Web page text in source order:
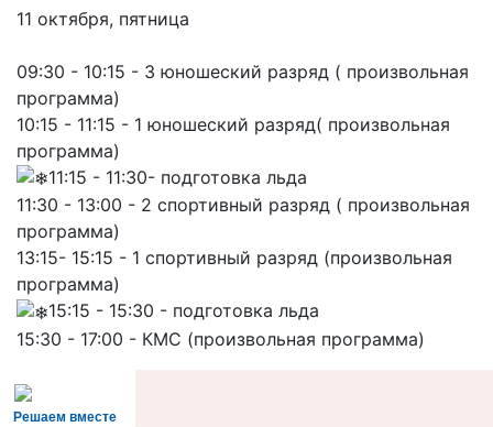
11 октября, пятница
09:30 - 10:15 - 3 юношеский разряд ( произвольная
программа)
10:15 - 11:15 - 1 юношеский разряд( произвольная
программа)
11:15 - 11:30- подготовка льда
11:30 - 13:00 - 2 спортивный разряд ( произвольная
программа)
13:15- 15:15 - 1 спортивный разряд (произвольная
программа)
15:15 - 15:30 - подготовка льда
15:30 - 17:00 - КМС (произвольная программа)
Решаем вместе